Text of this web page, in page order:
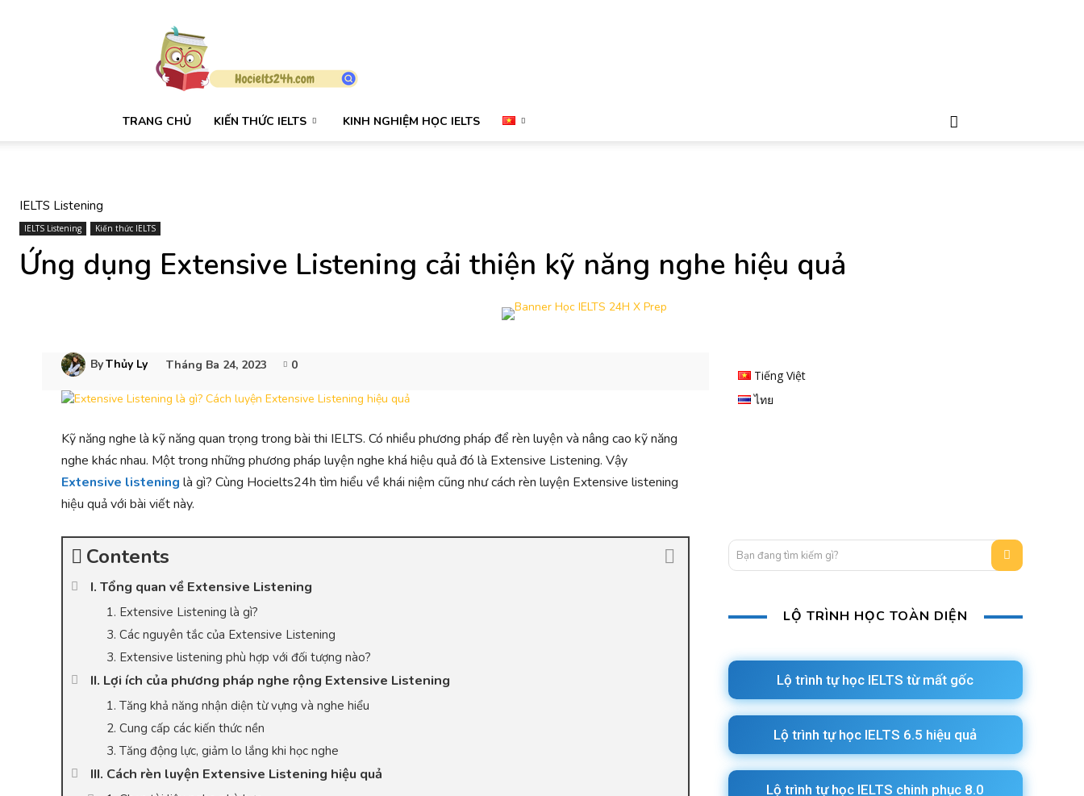
TRANG CHỦ KIẾN THỨC IELTS KINH NGHIỆM HỌC IELTS
IELTS Listening
IELTS Listening Kiến thức IELTS
Ứng dụng Extensive Listening cải thiện kỹ năng nghe hiệu quả
ByThủy Ly Tháng Ba 24, 2023 0
Kỹ năng nghe là kỹ năng quan trọng trong bài thi IELTS. Có nhiều phương pháp để rèn luyện và nâng cao kỹ năng
nghe khác nhau. Một trong những phương pháp luyện nghe khá hiệu quả đó là Extensive Listening. Vậy
Extensive listening là gì? Cùng Hocielts24h tìm hiểu về khái niệm cũng như cách rèn luyện Extensive listening
hiệu quả với bài viết này.
Contents
I. Tổng quan về Extensive Listening
1. Extensive Listening là gì?
3. Các nguyên tắc của Extensive Listening
3. Extensive listening phù hợp với đối tượng nào?
II. Lợi ích của phương pháp nghe rộng Extensive Listening
1. Tăng khả năng nhận diện từ vựng và nghe hiểu
2. Cung cấp các kiến thức nền
3. Tăng động lực, giảm lo lắng khi học nghe
III. Cách rèn luyện Extensive Listening hiệu quả
Tiếng Việt
ไทย
Bạn đang tìm kiếm gì?
LỘ TRÌNH HỌC TOÀN DIỆN
Lộ trình tự học IELTS từ mất gốc
Lộ trình tự học IELTS 6.5 hiệu quả
Lộ trình tự học IELTS chinh phục 8.0